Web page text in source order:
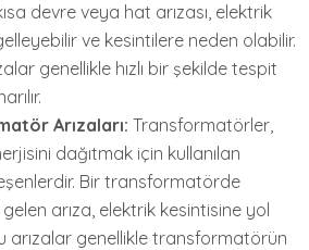
devre veya hat arızası, elektrik
ve kesintilere neden olabilir.
genellikle hızlı bir şekilde tespit
Arızaları: Transformatörler,
dağıtmak için kullanılan
Bir transformatörde
arıza, elektrik kesintisine yol
arızalar genellikle transformatörün